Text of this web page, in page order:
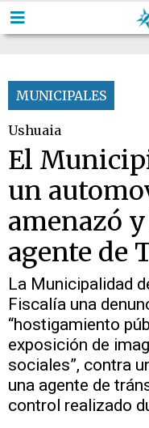
MUNICIPALES
Ushuaia
El
un
amenazó
agente de
La Municipalidad
Fiscalía una
“hostigamiento
exposición de
sociales”, contra
una agente de
control realizado